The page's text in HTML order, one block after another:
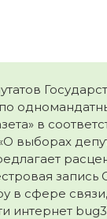
в
выборах
в сфере
интернет